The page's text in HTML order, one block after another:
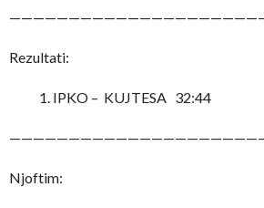
Rezultati:
IPKO – KUJTESA 32:44
Njoftim: